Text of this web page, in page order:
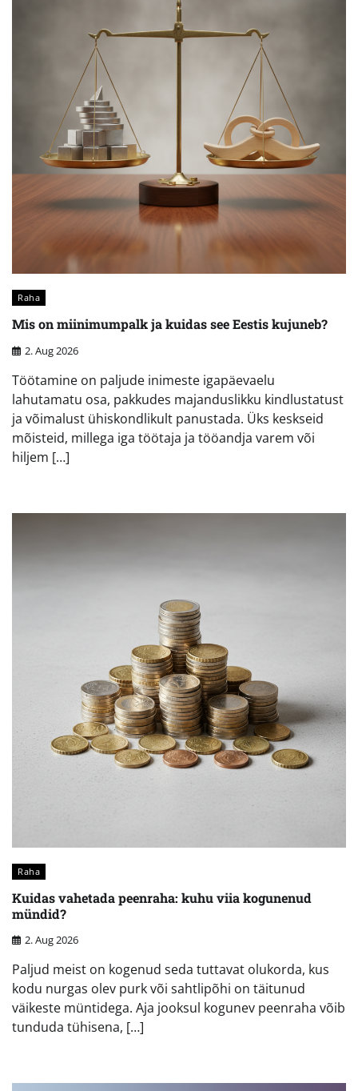
Raha
Mis on miinimumpalk ja kuidas see Eestis kujuneb?
2. Aug 2026
Töötamine on paljude inimeste igapäevaelu
lahutamatu osa, pakkudes majanduslikku kindlustatust
ja võimalust ühiskondlikult panustada. Üks keskseid
mõisteid, millega iga töötaja ja tööandja varem või
hiljem […]
Raha
Kuidas vahetada peenraha: kuhu viia kogunenud
mündid?
2. Aug 2026
Paljud meist on kogenud seda tuttavat olukorda, kus
kodu nurgas olev purk või sahtlipõhi on täitunud
väikeste müntidega. Aja jooksul kogunev peenraha võib
tunduda tühisena, […]